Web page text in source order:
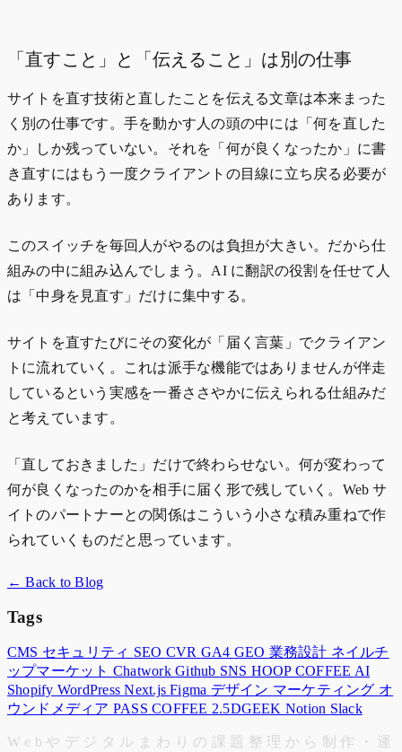
「直すこと」と「伝えること」は別の仕事
サイトを直す技術と直したことを伝える文章は本来まった
く別の仕事です。手を動かす人の頭の中には「何を直した
か」しか残っていない。それを「何が良くなったか」に書
き直すにはもう一度クライアントの目線に立ち戻る必要が
あります。
このスイッチを毎回人がやるのは負担が大きい。だから仕
組みの中に組み込んでしまう。AI に翻訳の役割を任せて人
は「中身を見直す」だけに集中する。
サイトを直すたびにその変化が「届く言葉」でクライアン
トに流れていく。これは派手な機能ではありませんが伴走
しているという実感を一番ささやかに伝えられる仕組みだ
と考えています。
「直しておきました」だけで終わらせない。何が変わって
何が良くなったのかを相手に届く形で残していく。Web サ
イトのパートナーとの関係はこういう小さな積み重ねで作
られていくものだと思っています。
← Back to Blog
Tags
CMS セキュリティ SEO CVR GA4 GEO 業務設計 ネイルチ
ップマーケット ChatworkGithub SNS HOOP COFFEE AI
Shopify WordPressNext.jsFigma デザイン マーケティング オ
ウンドメディア PASS COFFEE 2.5DGEEK Notion Slack
W e b や デ ジ タ ル ま わ り の 課 題 整理 か ら 制作 ・ 運